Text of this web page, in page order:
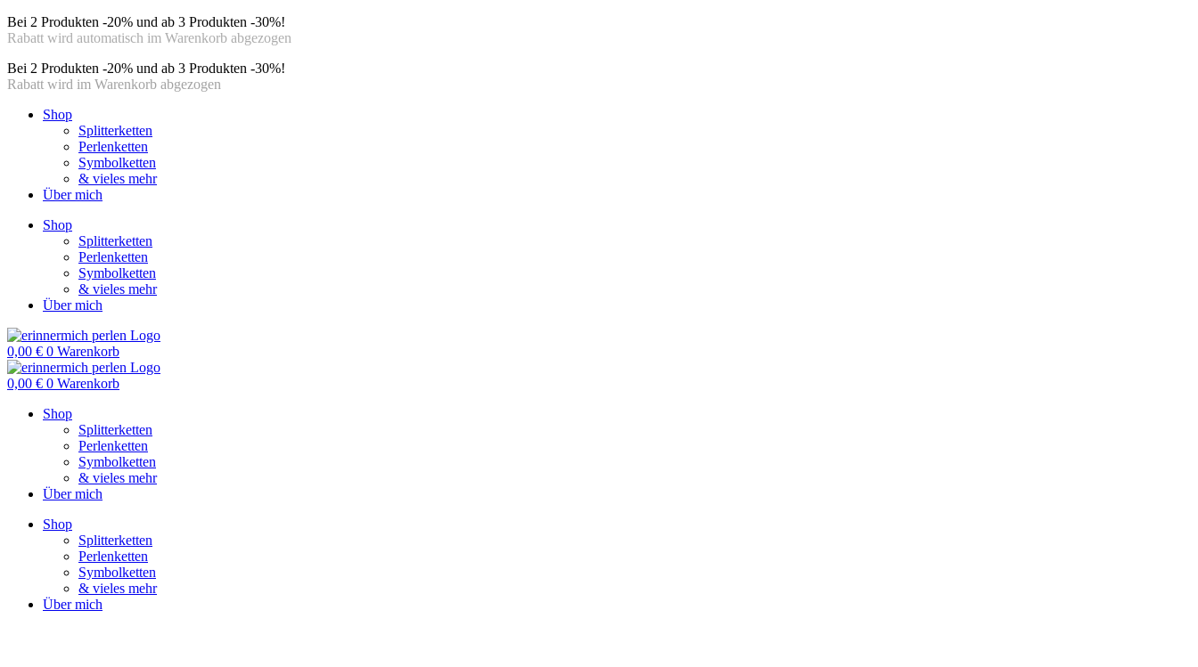
Bei 2 Produkten -20% und ab 3 Produkten -30%!
Rabatt wird automatisch im Warenkorb abgezogen
Bei 2 Produkten -20% und ab 3 Produkten -30%!
Rabatt wird im Warenkorb abgezogen
Shop
Splitterketten
Perlenketten
Symbolketten
& vieles mehr
Über mich
Shop
Splitterketten
Perlenketten
Symbolketten
& vieles mehr
Über mich
0,00 € 0 Warenkorb
0,00 € 0 Warenkorb
Shop
Splitterketten
Perlenketten
Symbolketten
& vieles mehr
Über mich
Shop
Splitterketten
Perlenketten
Symbolketten
& vieles mehr
Über mich